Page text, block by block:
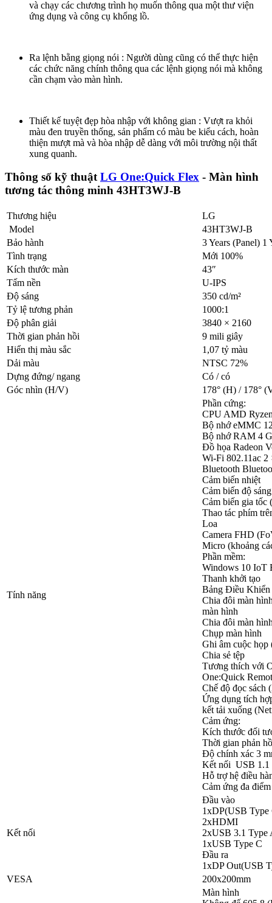
và chạy các chương trình họ muốn thông qua một thư viện
ứng dụng và công cụ khổng lồ.
Ra lệnh bằng giọng nói : Người dùng cũng có thể thực hiện
các chức năng chính thông qua các lệnh giọng nói mà không
cần chạm vào màn hình.
Thiết kế tuyệt đẹp hòa nhập với không gian : Vượt ra khỏi
màu đen truyền thống, sản phẩm có màu be kiểu cách, hoàn
thiện mượt mà và hòa nhập dễ dàng với môi trường nội thất
xung quanh.
Thông số kỹ thuậtLG One:Quick Flex - Màn hình
tương tác thông minh 43HT3WJ-B
Thương hiệu
LG
Model
43HT3WJ-B
Bảo hành
3 Years (Panel) 1
Tình trạng
Mới 100%
Kích thước màn
43″
Tấm nền
U-IPS
Độ sáng
350 cd/m²
Tỷ lệ tương phản
1000:1
Độ phân giải
3840 × 2160
Thời gian phản hồi
9 mili giây
Hiển thị màu sắc
1,07 tỷ màu
Dải màu
NTSC 72%
Dựng đứng/ ngang
Có / có
Góc nhìn (H/V)
178° (H) / 178°
Tính năng
Phần cứng:
CPU AMD
Bộ nhớ eMMC
Bộ nhớ RAM 4
Đồ họa Radeon
Wi-Fi 802.11ac 2
Bluetooth
Cảm biến nhiệt
Cảm biến độ
Cảm biến gia tốc
Thao tác phím
Loa
Camera FHD
Micro (khoảng
Phần mềm:
Windows 10 IoT
Thanh khởi tạo
Bảng Điều
Chia đôi màn
màn hình
Chia đôi màn
Chụp màn hình
Ghi âm cuộc họp
Chia sẻ tệp
Tương thích với
One:Quick
Chế độ đọc sách
Ứng dụng tích
kết tải xuống
Cảm ứng:
Kích thước đối
Thời gian phản
Độ chính xác 3
Kết nối USB 1.1
Hỗ trợ hệ điều
Cảm ứng đa
Kết nối
Đầu vào
1xDP(USB Type
2xHDMI
2xUSB 3.1 Type
1xUSB Type C
Đầu ra
1xDP Out(USB
VESA
200x200mm
Màn hình